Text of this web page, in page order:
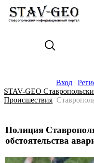
Вход |
STAV-GEO
Происшествия
Полиция
обстоятельства